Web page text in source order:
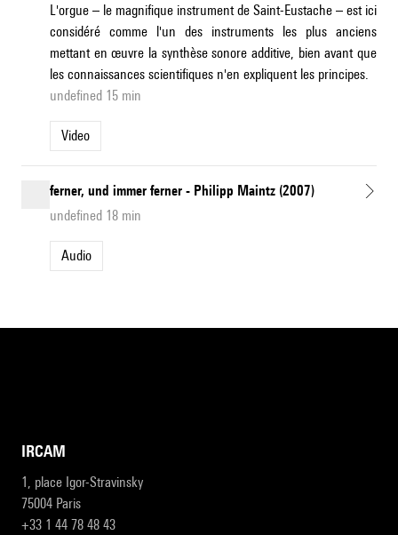
L'orgue – le magnifique instrument de Saint-Eustache – est ici
considéré comme l'un des instruments les plus anciens
mettant en œuvre la synthèse sonore additive, bien avant que
les connaissances scientifiques n'en expliquent les principes.
undefined 15 min
Video
ferner, und immer ferner - Philipp Maintz (2007)
undefined 18 min
Audio
IRCAM
1, place Igor-Stravinsky
75004 Paris
+33 1 44 78 48 43